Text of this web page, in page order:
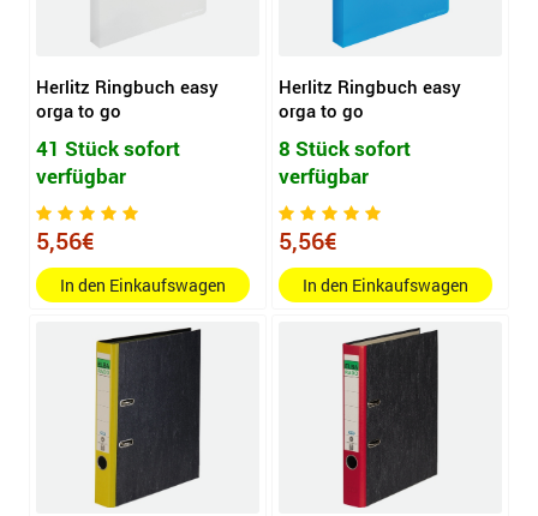
Herlitz Ringbuch easy
orga to go
41 Stück sofort
verfügbar
5,56€
In den Einkaufswagen
Herlitz Ringbuch easy
orga to go
8 Stück sofort
verfügbar
5,56€
In den Einkaufswagen